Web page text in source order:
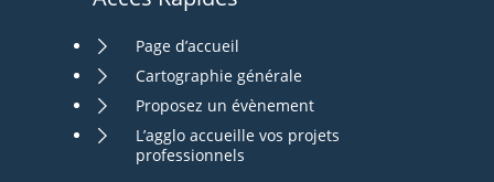
Page d’accueil
Cartographie générale
Proposez un évènement
L’agglo accueille vos projets
professionnels